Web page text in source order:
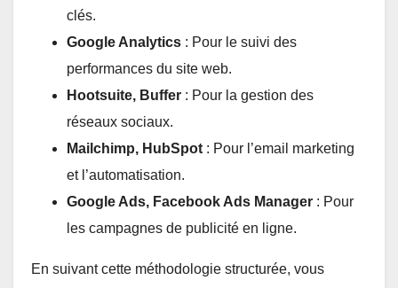
clés.
Google Analytics : Pour le suivi des
performances du site web.
Hootsuite, Buffer : Pour la gestion des
réseaux sociaux.
Mailchimp, HubSpot : Pour l’email marketing
et l’automatisation.
Google Ads, Facebook Ads Manager : Pour
les campagnes de publicité en ligne.
En suivant cette méthodologie structurée, vous